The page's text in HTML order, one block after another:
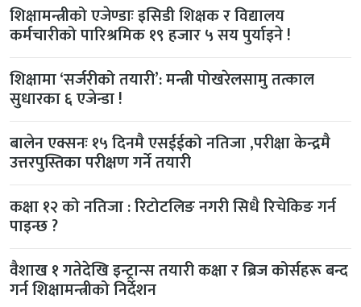
शिक्षामन्त्रीको एजेण्डाः इसिडी शिक्षक र विद्यालय
कर्मचारीको पारिश्रमिक १९ हजार ५ सय पुर्याइने !
शिक्षामा ‘सर्जरीको तयारी’: मन्त्री पोखरेलसामु तत्काल
सुधारका ६ एजेन्डा !
बालेन एक्सनः १५ दिनमै एसईईको नतिजा ,परीक्षा केन्द्रमै
उत्तरपुस्तिका परीक्षण गर्ने तयारी
कक्षा १२ को नतिजा : रिटोटलिङ नगरी सिधै रिचेकिङ गर्न
पाइन्छ ?
वैशाख १ गतेदेखि इन्ट्रान्स तयारी कक्षा र ब्रिज कोर्सहरू बन्द
गर्न शिक्षामन्त्रीको निर्देशन